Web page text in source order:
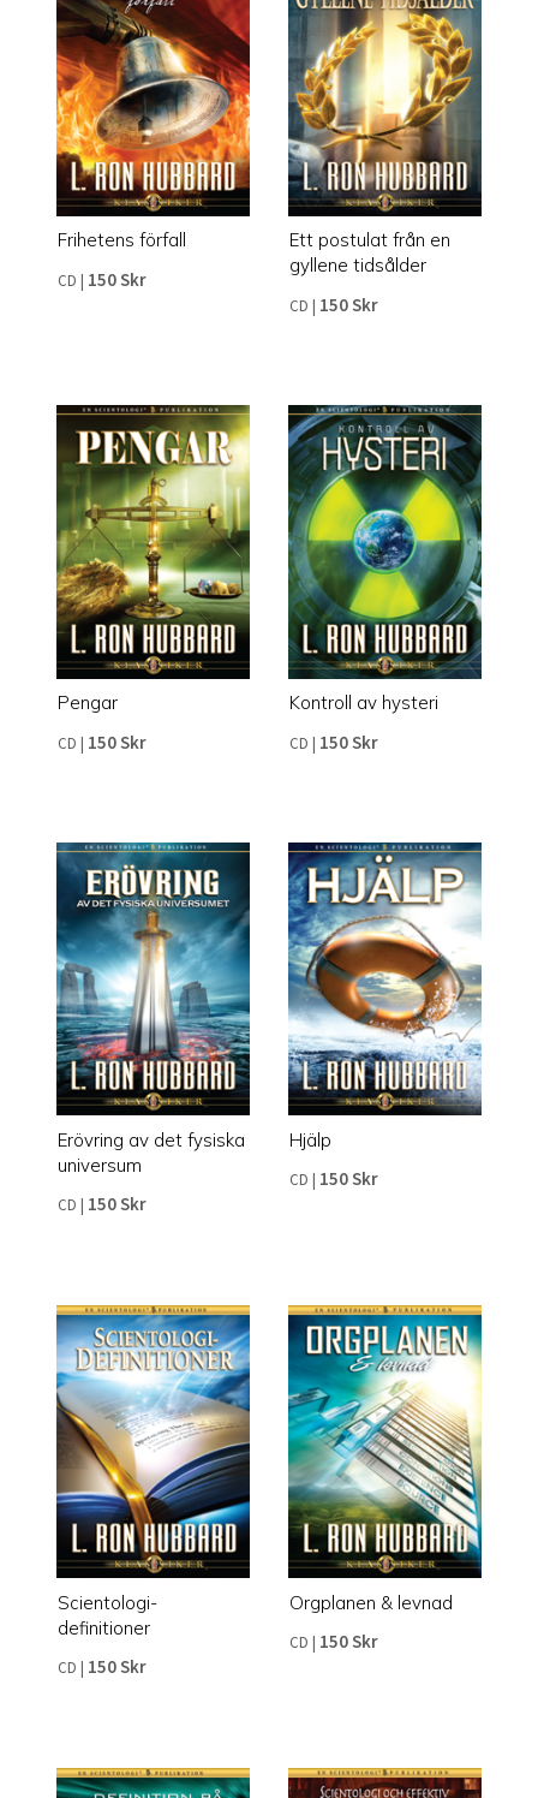
Frihetens förfall
CD | 150 Skr
Ett postulat från en
gyllene tidsålder
CD | 150 Skr
Pengar
CD | 150 Skr
Kontroll av hysteri
CD | 150 Skr
Erövring av det fysiska
universum
CD 150 Skr
Hjälp
CD 150 Skr
Scientologi-
definitioner
CD 150 Skr
Orgplanen & levnad
CD 150 Skr